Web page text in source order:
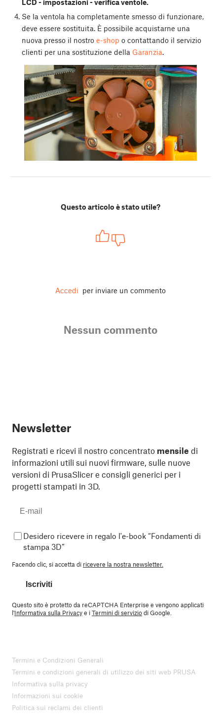
LCD - impostazioni - verifica ventole.
Se la ventola ha completamente smesso di funzionare,
deve essere sostituita. È possibile acquistarne una
nuova presso il nostro e-shop o contattando il servizio
clienti per una sostituzione della Garanzia
Questo articolo è stato utile?
Accedi per inviare un commento
Nessun commento
Newsletter
Registrati e ricevi il nostro concentrato mensile di
informazioni utili sui nuovi firmware, sulle nuove
versioni di PrusaSlicer e consigli generici per i
progetti stampati in 3D.
Desidero ricevere in regalo l'e-book “Fondamenti di
stampa 3D”
Facendo clic, si accetta di ricevere la nostra newsletter.
Iscriviti
Questo sito è protetto da reCAPTCHA Enterprise e vengono applicati
l'Informativa sulla Privacye iTermini di serviziodi Google.
Termini e Condizioni Generali
Termini e condizioni generali di utilizzo dei siti web PRUSA
Informativa sulla privacy
Informazioni sui cookie
Politica sui reclami dei clienti